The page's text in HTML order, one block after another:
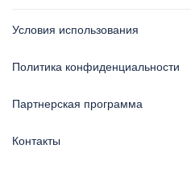
Условия использования
Политика конфиденциальности
Партнерская программа
Контакты